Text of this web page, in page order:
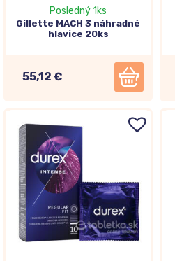
Posledný 1ks
Gillette MACH 3 náhradné
hlavice 20ks
55,12 €